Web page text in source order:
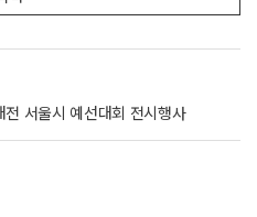
서울시 예선대회 전시행사